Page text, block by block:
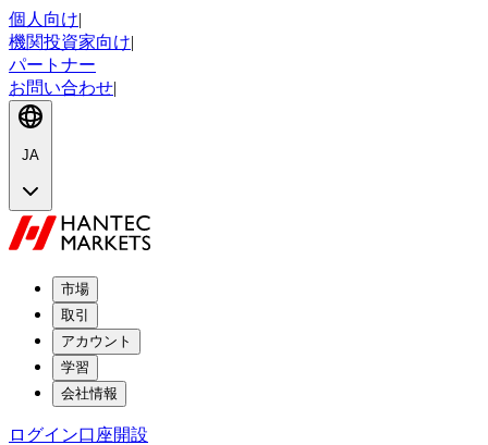
個人向け|
機関投資家向け|
パートナー
お問い合わせ|
JA
市場
取引
アカウント
学習
会社情報
ログイン口座開設